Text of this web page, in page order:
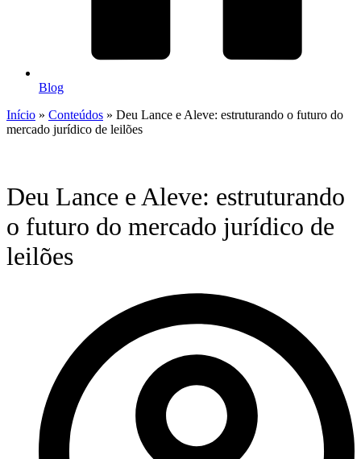
Blog
Início » Conteúdos » Deu Lance e Aleve: estruturando o futuro do
mercado jurídico de leilões
Deu Lance e Aleve: estruturando
o futuro do mercado jurídico de
leilões